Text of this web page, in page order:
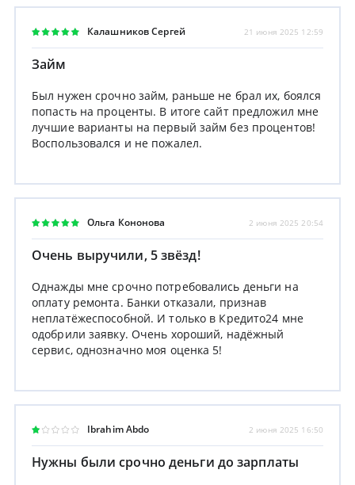
Калашников Сергей 21 июня 2025 12:59
Займ
Был нужен срочно займ, раньше не брал их, боялся
попасть на проценты. В итоге сайт предложил мне
лучшие варианты на первый займ без процентов!
Воспользовался и не пожалел.
Ольга Кононова 2 июня 2025 20:54
Очень выручили, 5 звёзд!
Однажды мне срочно потребовались деньги на
оплату ремонта. Банки отказали, признав
неплатёжеспособной. И только в Кредито24 мне
одобрили заявку. Очень хороший, надёжный
сервис, однозначно моя оценка 5!
Ibrahim Abdo 2 июня 2025 16:50
Нужны были срочно деньги до зарплаты